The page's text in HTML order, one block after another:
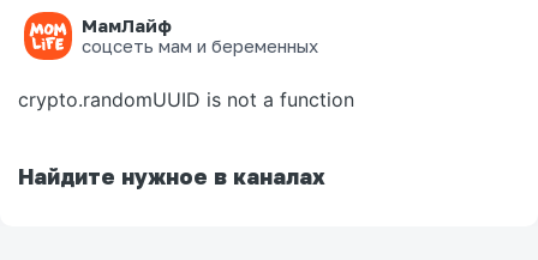
МамЛайф
соцсеть мам и беременных
Ошибка на странице
crypto.randomUUID is not a function
Найдите нужное в каналах